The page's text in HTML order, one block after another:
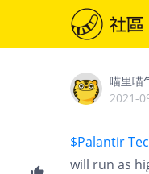
喵里喵
2021-
$Palantir
will run as